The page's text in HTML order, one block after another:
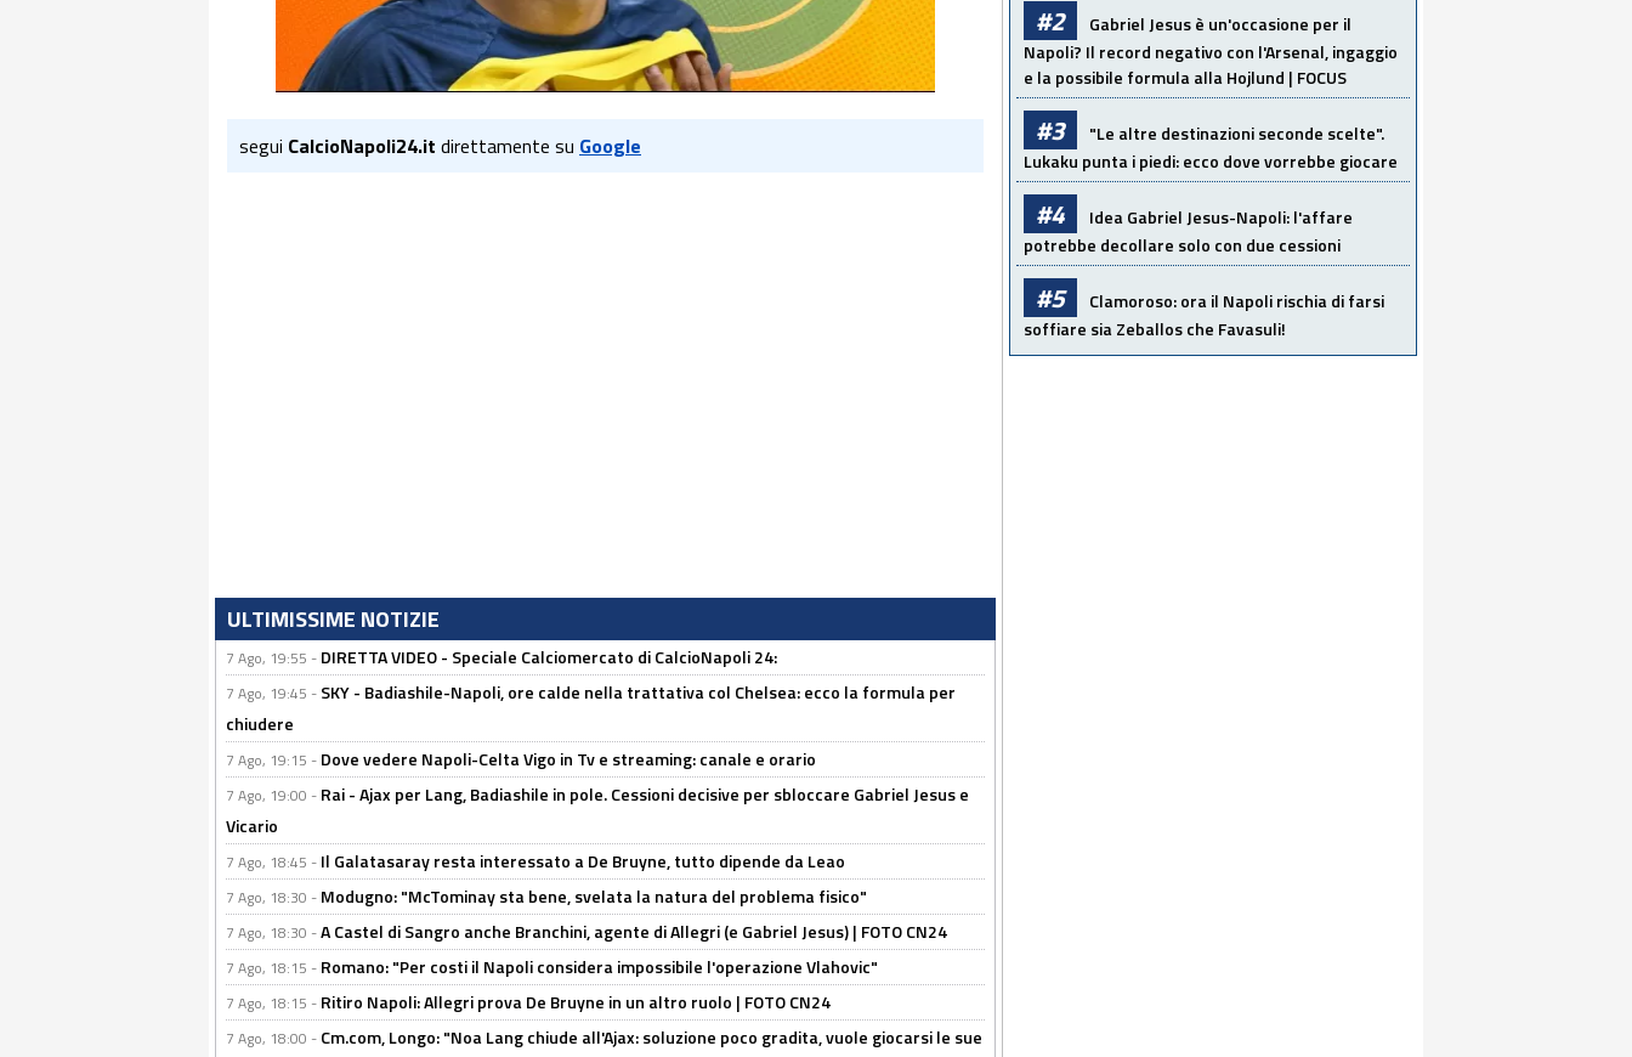
segui CalcioNapoli24.it direttamente su Google
ULTIMISSIME NOTIZIE
7 Ago, 19:55 - DIRETTA VIDEO - Speciale Calciomercato di CalcioNapoli 24:
7 Ago, 19:45 - SKY - Badiashile-Napoli, ore calde nella trattativa col Chelsea: ecco la formula per
chiudere
7 Ago, 19:15 - Dove vedere Napoli-Celta Vigo in Tv e streaming: canale e orario
7 Ago, 19:00 - Rai - Ajax per Lang, Badiashile in pole. Cessioni decisive per sbloccare Gabriel Jesus e
Vicario
7 Ago, 18:45 - Il Galatasaray resta interessato a De Bruyne, tutto dipende da Leao
7 Ago, 18:30 - Modugno: "McTominay sta bene, svelata la natura del problema fisico"
7 Ago, 18:30 -A Castel di Sangro anche Branchini, agente di Allegri (e Gabriel Jesus) | FOTO CN24
7 Ago, 18:15 - Romano: "Per costi il Napoli considera impossibile l'operazione Vlahovic"
7 Ago, 18:15 - Ritiro Napoli: Allegri prova De Bruyne in un altro ruolo | FOTO CN24
7 Ago, 18:00 - Cm.com, Longo: "Noa Lang chiude all'Ajax: soluzione poco gradita, vuole giocarsi le sue
#2
Gabriel Jesus è un'occasione per il
Napoli? Il record negativo con l'Arsenal, ingaggio
e la possibile formula alla Hojlund | FOCUS
#3
"Le altre destinazioni seconde scelte".
Lukaku punta i piedi: ecco dove vorrebbe giocare
#4
Idea Gabriel Jesus-Napoli: l'affare
potrebbe decollare solo con due cessioni
#5
Clamoroso: ora il Napoli rischia di farsi
soffiare sia Zeballos che Favasuli!